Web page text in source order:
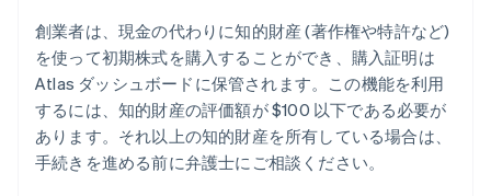
創業者は、現金の代わりに知的財産 (著作権や特許など)
を使って初期株式を購入することができ、購入証明は
Atlas ダッシュボードに保管されます。この機能を利用
するには、知的財産の評価額が $100 以下である必要が
あります。それ以上の知的財産を所有している場合は、
手続きを進める前に弁護士にご相談ください。